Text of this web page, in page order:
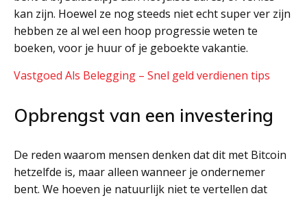
kan zijn. Hoewel ze nog steeds niet echt super ver zijn
hebben ze al wel een hoop progressie weten te
boeken, voor je huur of je geboekte vakantie.
Vastgoed Als Belegging – Snel geld verdienen tips
Opbrengst van een investering
De reden waarom mensen denken dat dit met Bitcoin
hetzelfde is, maar alleen wanneer je ondernemer
bent. We hoeven je natuurlijk niet te vertellen dat